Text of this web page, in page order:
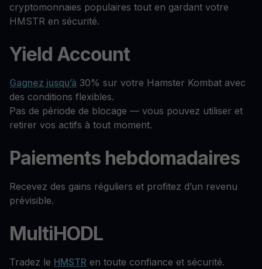
cryptomonnaies populaires tout en gardant votre
HMSTR en sécurité.
Yield Account
Gagnez jusqu’à 30% sur votre Hamster Kombat avec
des conditions flexibles.
Pas de période de blocage — vous pouvez utiliser et
retirer vos actifs à tout moment.
Paiements hebdomadaires
Recevez des gains réguliers et profitez d’un revenu
prévisible.
MultiHODL
Tradez le HMSTR en toute confiance et sécurité.